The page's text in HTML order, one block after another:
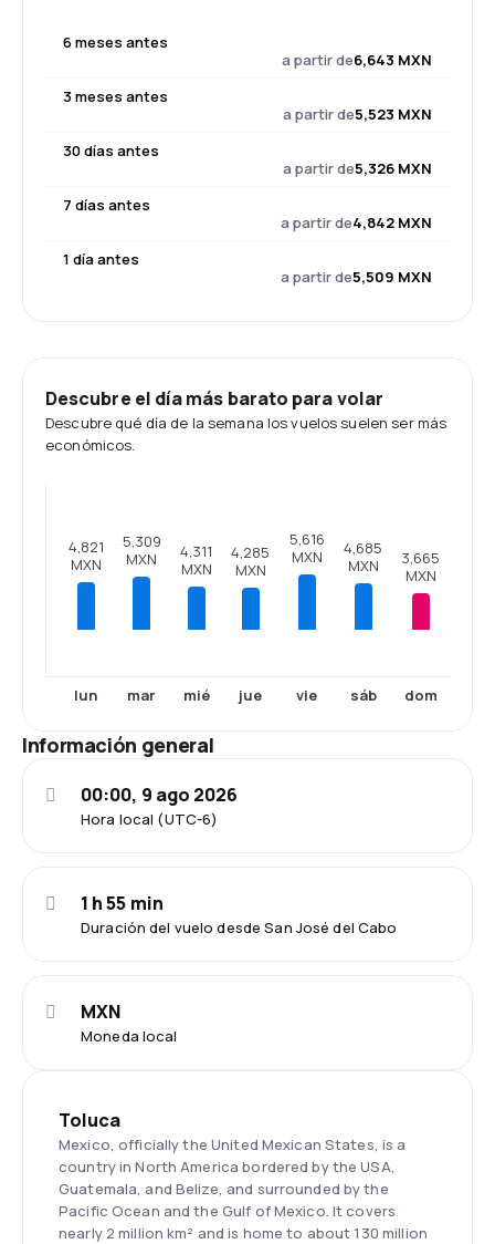
6 meses antes
a partir de6,643 MXN
3 meses antes
a partir de5,523 MXN
30 días antes
a partir de5,326 MXN
7 días antes
a partir de4,842 MXN
1 día antes
a partir de5,509 MXN
Descubre el día más barato para volar
Descubre qué día de la semana los vuelos suelen ser más
económicos.
4,821
MXN
lun
5,309
MXN
mar
4,311
MXN
mié
4,285
MXN
jue
5,616
MXN
vie
4,685
MXN
sáb
3,665
MXN
dom
Información general
Hora local (UTC-6)
00:00, 9 ago 2026
Duración del vuelo desde San José del Cabo
1 h 55 min
Moneda local
MXN
Toluca
Mexico, officially the United Mexican States, is a
country in North America bordered by the USA,
Guatemala, and Belize, and surrounded by the
Pacific Ocean and the Gulf of Mexico. It covers
nearly 2 million km² and is home to about 130 million